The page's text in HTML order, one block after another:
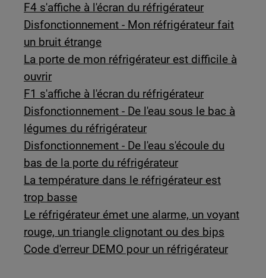
F4 s'affiche à l'écran du réfrigérateur
Disfonctionnement - Mon réfrigérateur fait
un bruit étrange
La porte de mon réfrigérateur est difficile à
ouvrir
F1 s'affiche à l'écran du réfrigérateur
Disfonctionnement - De l'eau sous le bac à
légumes du réfrigérateur
Disfonctionnement - De l'eau s'écoule du
bas de la porte du réfrigérateur
La température dans le réfrigérateur est
trop basse
Le réfrigérateur émet une alarme, un voyant
rouge, un triangle clignotant ou des bips
Code d'erreur DEMO pour un réfrigérateur